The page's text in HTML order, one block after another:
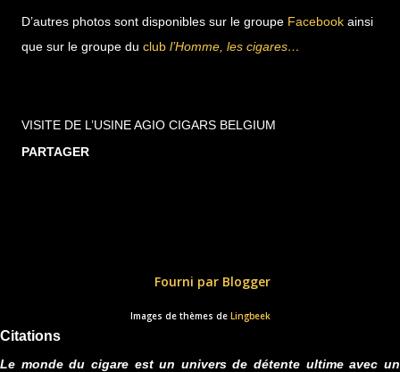
D’autres photos sont disponibles sur le groupe Facebook ainsi
que sur le groupe du club l’Homme, les cigares…
VISITE DE L’USINE AGIO CIGARS BELGIUM
PARTAGER
Fourni par Blogger
Images de thèmes de Lingbeek
Citations
Le monde du cigare est un univers de détente ultime avec un